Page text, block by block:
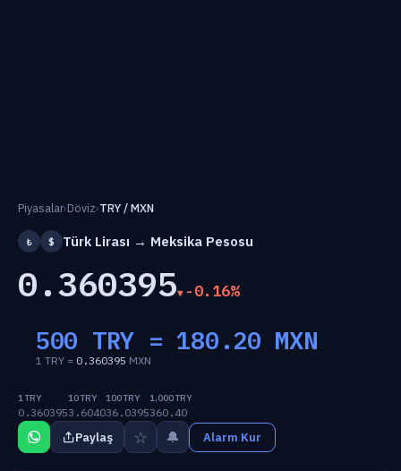
Piyasalar›Döviz›TRY / MXN
₺ $ Türk Lirası → Meksika Pesosu
0.360395 -0.16%
500 TRY =180.20 MXN
1 TRY = 0.360395 MXN
1 TRY
0.360395
10 TRY
3.6040
100 TRY
36.0395
1,000 TRY
360.40
Paylaş ☆ 🔔 Alarm Kur